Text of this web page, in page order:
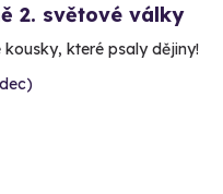
2. světové války
které psaly dějiny!